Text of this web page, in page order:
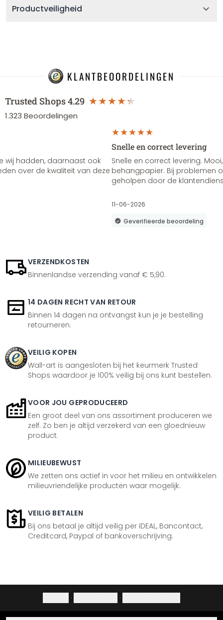
Productveiligheid
KLANTBEOORDELINGEN
Trusted Shops4.29
1.323 Beoordelingen
wij hadden, daarnaast ook
over de kwaliteit van deze
Snelle en correct levering
Snelle en correct levering.
behangpapier. Bij problemen
geholpen door de
11-06-2026
Geverifieerde beoordeling
VERZENDKOSTEN
Binnenlandse verzending vanaf € 5,90.
14 DAGEN RECHT VAN RETOUR
Binnen 14 dagen na ontvangst kun je je bestelling
retourneren.
VEILIG KOPEN
Wall-art is aangesloten bij het keurmerk Trusted
Shops waardoor je 100% veilig bij ons kunt bestellen.
VOOR JOU GEPRODUCEERD
Een groot deel van ons assortiment produceren we
zelf. Zo ben je altijd verzekerd van een gloednieuw
product.
MILIEUBEWUST
We zetten ons actief in voor het milieu en ontwikkelen
milieuvriendelijke producten waar mogelijk.
VEILIG BETALEN
Bij ons betaal je altijd veilig per iDEAL, Bancontact,
Creditcard, Paypal of bankoverschrijving.
· ·